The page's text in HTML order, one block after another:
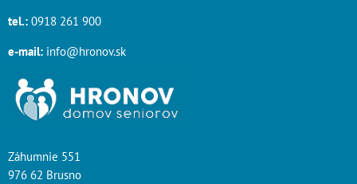
tel.: 0918 261 900
e-mail: info@hronov.sk
Záhumnie 551
976 62 Brusno